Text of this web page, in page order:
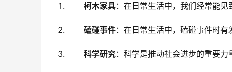
柯木家具：在日常生活中，我们经常能见
磕碰事件：在日常生活中，磕碰事件时有
科学研究：科学是推动社会进步的重要力